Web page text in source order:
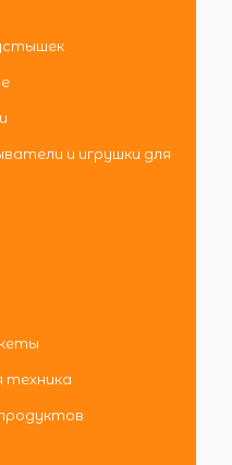
и игрушки для